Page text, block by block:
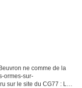
ne comme de la
ormes-sur-
sur le site du CG77 : Le